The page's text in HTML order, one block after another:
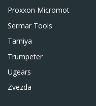
Proxxon Micromot
Sermar Tools
Tamiya
Trumpeter
Ugears
Zvezda